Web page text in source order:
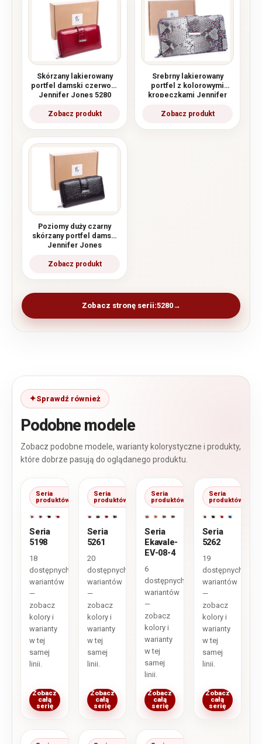
Skórzany lakierowany
portfel damski czerwony
Jennifer Jones 5280
Srebrny lakierowany
portfel z kolorowymi
kropeczkami Jennifer
Poziomy duży czarny
skórzany portfel damski
Jennifer Jones
Zobacz stronę serii:5280
Sprawdź również
Podobne modele
Zobacz podobne modele, warianty kolorystyczne i produkty,
które dobrze pasują do oglądanego produktu.
Seria
produktów
Seria
5198
18
dostępnych
wariantów
—
zobacz
kolory i
warianty
w tej
samej
linii.
Zobacz
całą
serię
Seria
produktów
Seria
5261
20
dostępnych
wariantów
—
zobacz
kolory i
warianty
w tej
samej
linii.
Zobacz
całą
serię
Seria
produktów
Seria
Ekavale-
EV-08-4
6
dostępnych
wariantów
—
zobacz
kolory i
warianty
w tej
samej
linii.
Zobacz
całą
serię
Seria
produktów
Seria
5262
19
dostępnych
wariantów
—
zobacz
kolory i
warianty
w tej
samej
linii.
Zobacz
całą
serię